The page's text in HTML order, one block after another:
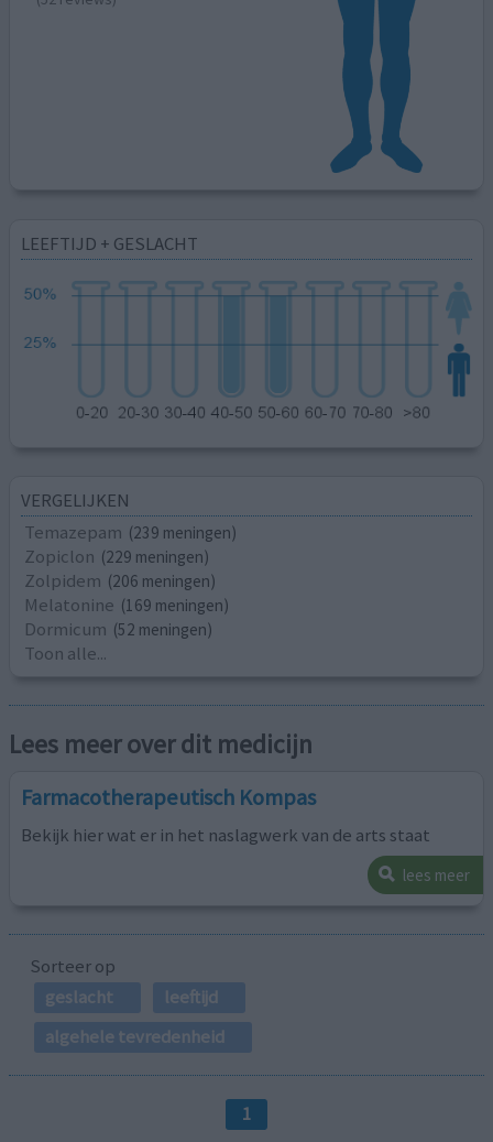
LEEFTIJD + GESLACHT
VERGELIJKEN
Temazepam (239 meningen)
Zopiclon (229 meningen)
Zolpidem (206 meningen)
Melatonine (169 meningen)
Dormicum (52 meningen)
Toon alle...
Lees meer over dit medicijn
Farmacotherapeutisch Kompas
Bekijk hier wat er in het naslagwerk van de arts staat
lees meer
Sorteer op
geslacht
leeftijd
algehele tevredenheid
1